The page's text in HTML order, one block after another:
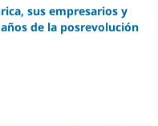
sus empresarios y
de la posrevolución